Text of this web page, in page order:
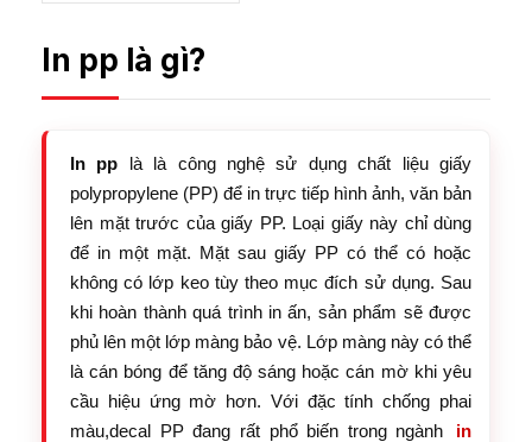
In pp là gì?
In pp làlà công nghệ sử dụng chất liệu giấy
polypropylene (PP) để in trực tiếp hình ảnh, văn bản
lên mặt trước của giấy PP. Loại giấy này chỉ dùng
để in một mặt. Mặt sau giấy PP có thể có hoặc
không có lớp keo tùy theo mục đích sử dụng. Sau
khi hoàn thành quá trình in ấn, sản phẩm sẽ được
phủ lên một lớp màng bảo vệ. Lớp màng này có thể
là cán bóng để tăng độ sáng hoặc cán mờ khi yêu
cầu hiệu ứng mờ hơn. Với đặc tính chống phai
màu,decal PP đang rất phổ biến trong ngành
in